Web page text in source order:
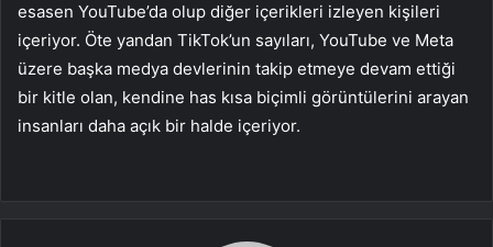
esasen YouTube’da olup diğer içerikleri izleyen kişileri
içeriyor. Öte yandan TikTok’un sayıları, YouTube ve Meta
üzere başka medya devlerinin takip etmeye devam ettiği
bir kitle olan, kendine has kısa biçimli görüntülerini arayan
insanları daha açık bir halde içeriyor.